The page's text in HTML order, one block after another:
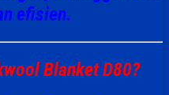
efisien.
Blanket D80?